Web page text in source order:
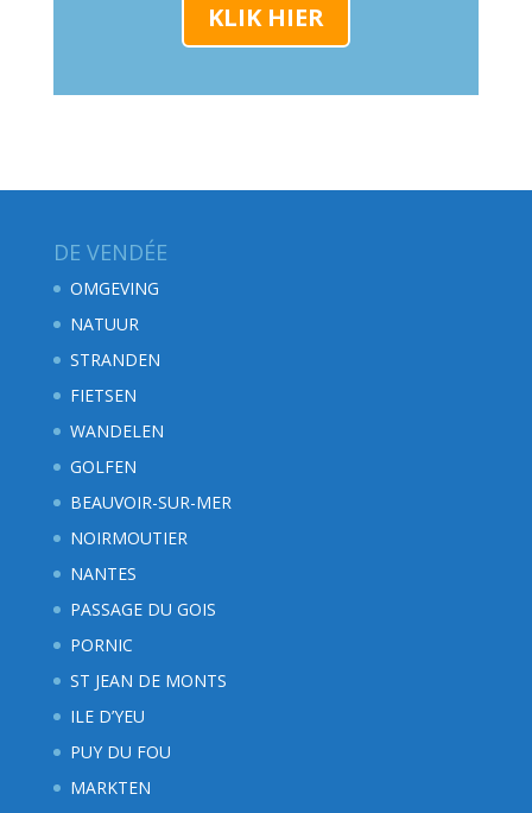
KLIK HIER
DE VENDÉE
OMGEVING
NATUUR
STRANDEN
FIETSEN
WANDELEN
GOLFEN
BEAUVOIR-SUR-MER
NOIRMOUTIER
NANTES
PASSAGE DU GOIS
PORNIC
ST JEAN DE MONTS
ILE D’YEU
PUY DU FOU
MARKTEN